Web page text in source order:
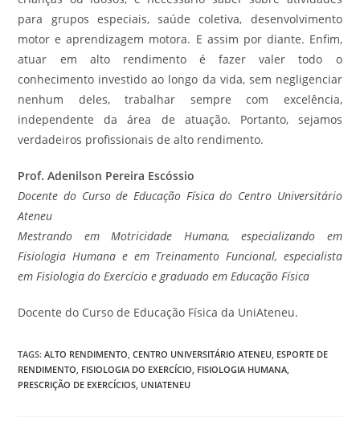
para grupos especiais, saúde coletiva, desenvolvimento
motor e aprendizagem motora. E assim por diante. Enfim,
atuar em alto rendimento é fazer valer todo o
conhecimento investido ao longo da vida, sem negligenciar
nenhum deles, trabalhar sempre com excelência,
independente da área de atuação. Portanto, sejamos
verdadeiros profissionais de alto rendimento.
Prof. Adenilson Pereira Escóssio
Docente do Curso de Educação Física do Centro Universitário
Ateneu
Mestrando em Motricidade Humana, especializando em
Fisiologia Humana e em Treinamento Funcional, especialista
em Fisiologia do Exercício e graduado em Educação Física
Docente do Curso de Educação Física da UniAteneu.
TAGS:ALTO RENDIMENTO, CENTRO UNIVERSITÁRIO ATENEU, ESPORTE DE
RENDIMENTO, FISIOLOGIA DO EXERCÍCIO, FISIOLOGIA HUMANA,
PRESCRIÇÃO DE EXERCÍCIOS, UNIATENEU